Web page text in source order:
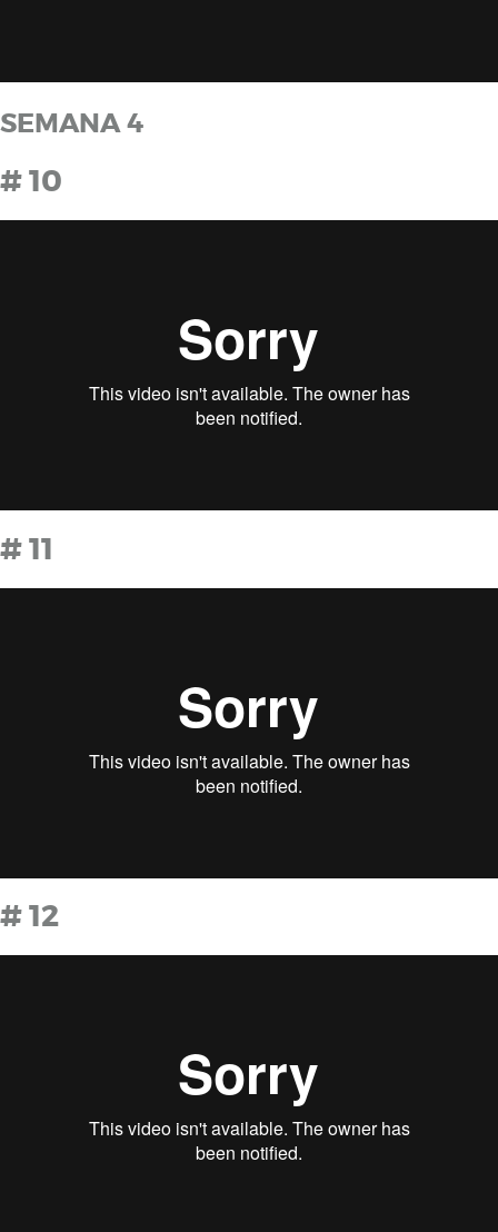
SEMANA 4
# 10
# 11
# 12